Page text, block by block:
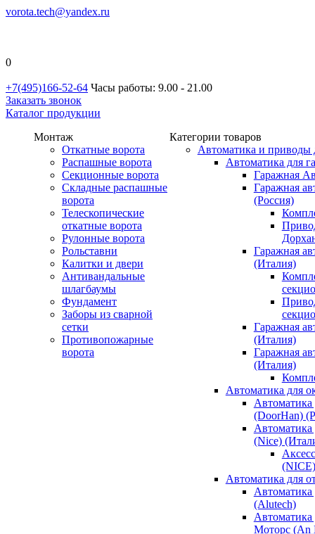
vorota.tech@yandex.ru
0
+7(495)166-52-64 Часы работы: 9.00 - 21.00
Заказать звонок
Каталог продукции
Монтаж
Откатные ворота
Распашные ворота
Секционные ворота
Складные распашные
ворота
Телескопические
откатные ворота
Рулонные ворота
Рольставни
Калитки и двери
Антивандальные
шлагбаумы
Фундамент
Заборы из сварной
сетки
Противопожарные
ворота
Категории товаров
Автоматика и приводы
Автоматика для
Гаражная
Гаражная
(Россия)
Гаражная
(Италия)
Гаражная
(Италия)
Гаражная
(Италия)
Автоматика для
Автоматика
(DoorHan)
Автоматика
(Nice)
(NICE)
Автоматика для
(Alutech)
Моторс (An